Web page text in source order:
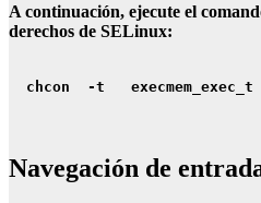
A continuación, ejecute el
derechos de SELinux:
chcon -t execmem_exec_t
Navegación de